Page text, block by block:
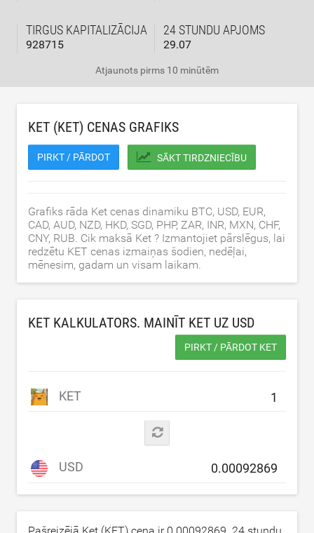
TIRGUS KAPITALIZĀCIJA
928715
24 STUNDU APJOMS
29.07
Atjaunots pirms 10 minūtēm
KET (KET) CENAS GRAFIKS
PIRKT / PĀRDOT SĀKT TIRDZNIECĪBU
Grafiks rāda Ket cenas dinamiku BTC, USD, EUR,
CAD, AUD, NZD, HKD, SGD, PHP, ZAR, INR, MXN, CHF,
CNY, RUB. Cik maksā Ket ? Izmantojiet pārslēgus, lai
redzētu KET cenas izmaiņas šodien, nedēļai,
mēnesim, gadam un visam laikam.
KET KALKULATORS. MAINĪT KET UZ USD
PIRKT / PĀRDOT KET
KET
USD
Pašreizējā Ket (KET) cena ir 0.00092869. 24 stundu